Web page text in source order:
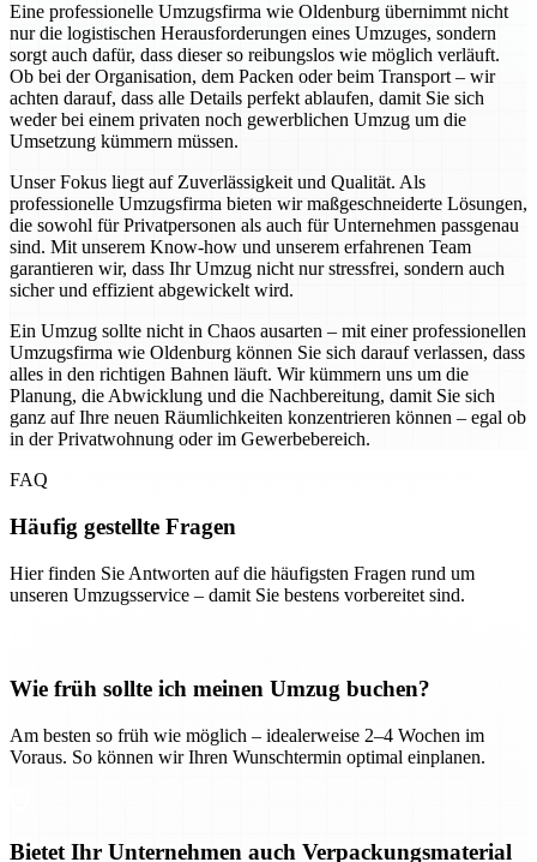
Eine professionelle Umzugsfirma wie Oldenburg übernimmt nicht
nur die logistischen Herausforderungen eines Umzuges, sondern
sorgt auch dafür, dass dieser so reibungslos wie möglich verläuft.
Ob bei der Organisation, dem Packen oder beim Transport – wir
achten darauf, dass alle Details perfekt ablaufen, damit Sie sich
weder bei einem privaten noch gewerblichen Umzug um die
Umsetzung kümmern müssen.
Unser Fokus liegt auf Zuverlässigkeit und Qualität. Als
professionelle Umzugsfirma bieten wir maßgeschneiderte Lösungen,
die sowohl für Privatpersonen als auch für Unternehmen passgenau
sind. Mit unserem Know-how und unserem erfahrenen Team
garantieren wir, dass Ihr Umzug nicht nur stressfrei, sondern auch
sicher und effizient abgewickelt wird.
Ein Umzug sollte nicht in Chaos ausarten – mit einer professionellen
Umzugsfirma wie Oldenburg können Sie sich darauf verlassen, dass
alles in den richtigen Bahnen läuft. Wir kümmern uns um die
Planung, die Abwicklung und die Nachbereitung, damit Sie sich
ganz auf Ihre neuen Räumlichkeiten konzentrieren können – egal ob
in der Privatwohnung oder im Gewerbebereich.
FAQ
Häufig gestellte Fragen
Hier finden Sie Antworten auf die häufigsten Fragen rund um
unseren Umzugsservice – damit Sie bestens vorbereitet sind.
Wie früh sollte ich meinen Umzug buchen?
Am besten so früh wie möglich – idealerweise 2–4 Wochen im
Voraus. So können wir Ihren Wunschtermin optimal einplanen.
Bietet Ihr Unternehmen auch Verpackungsmaterial